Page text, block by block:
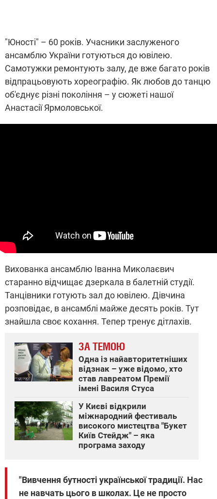
"Юності" – 60 років. Учасники заслуженого
ансамблю України готуються до ювілею.
Самотужки ремонтують залу, де вже багато років
відпрацьовують хореографію. Як любов до танцю
об'єднує різні покоління – у сюжеті нашої
Анастасії Ярмоловської.
Вихованка ансамблю Іванна Миколаєвич
старанно відчищає дзеркала в балетній студії.
Танцівники готують зал до ювілею. Дівчина
розповідає, в ансамблі майже десять років. Тут
знайшла своє кохання. Тепер тренує дітлахів.
ЗА ТЕМОЮ
Одна із найавторитетніших
відзнак – уже відомо, хто
став лавреатом Премії
імені Василя Стуса
У Києві відкрили
міжнародний фестиваль
високого мистецтва "Букет
Київ Стейдж" – яка
програма заходу
"Вивчення бутності української традиції. Нас
не навчать цього в школах. Це не просто